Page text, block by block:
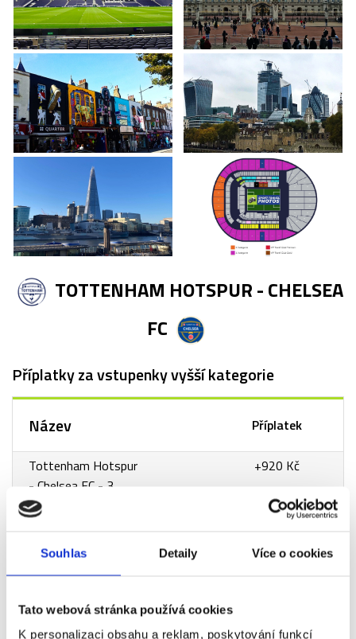
Souhlas Detaily Více o cookies
Tato webová stránka používá cookies
K personalizaci obsahu a reklam, poskytování funkcí
TOTTENHAM HOTSPUR - CHELSEA
FC
Příplatky za vstupenky vyšší kategorie
Název Příplatek
Tottenham Hotspur
- Chelsea FC - 3.
kategorie
+920 Kč
- Chelsea FC - VIP
Travel Club - 2.